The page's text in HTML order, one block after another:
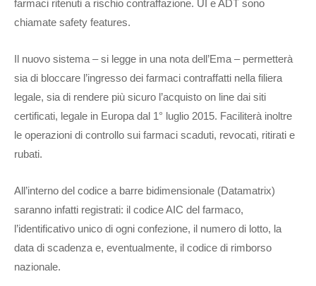
farmaci ritenuti a rischio contraffazione. UI e ADT sono
chiamate safety features.
Il nuovo sistema – si legge in una nota dell’Ema – permetterà
sia di bloccare l’ingresso dei farmaci contraffatti nella filiera
legale, sia di rendere più sicuro l’acquisto on line dai siti
certificati, legale in Europa dal 1° luglio 2015. Faciliterà inoltre
le operazioni di controllo sui farmaci scaduti, revocati, ritirati e
rubati.
All’interno del codice a barre bidimensionale (Datamatrix)
saranno infatti registrati: il codice AIC del farmaco,
l’identificativo unico di ogni confezione, il numero di lotto, la
data di scadenza e, eventualmente, il codice di rimborso
nazionale.